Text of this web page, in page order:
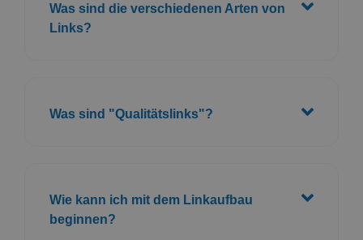
Was sind die verschiedenen Arten von
Links?
Was sind "Qualitätslinks"?
Wie kann ich mit dem Linkaufbau
beginnen?